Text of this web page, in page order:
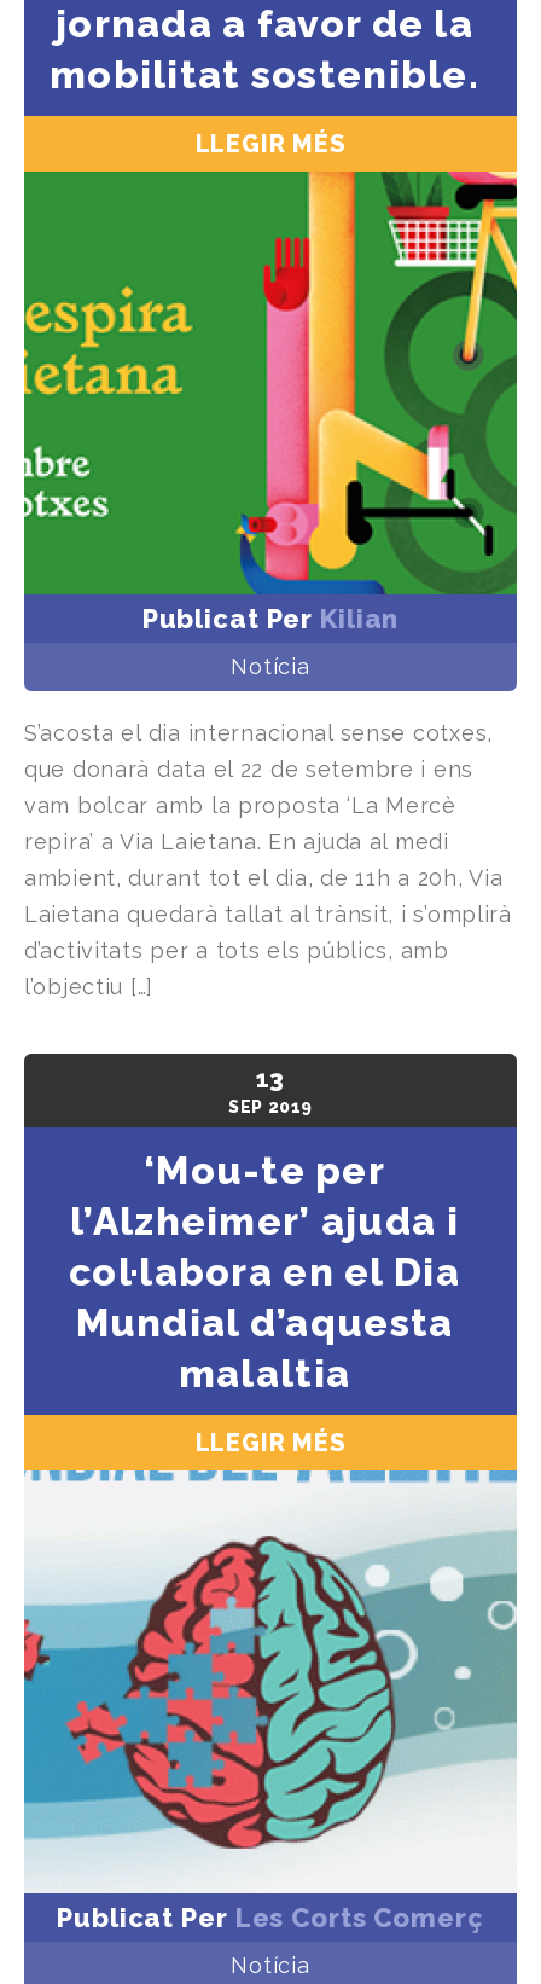
jornada a favor de la
mobilitat sostenible.
LLEGIR MÉS
Publicat Per Kilian
Notícia
S’acosta el dia internacional sense cotxes,
que donarà data el 22 de setembre i ens
vam bolcar amb la proposta ‘La Mercè
repira’ a Via Laietana. En ajuda al medi
ambient, durant tot el dia, de 11h a 20h, Via
Laietana quedarà tallat al trànsit, i s’omplirà
d’activitats per a tots els públics, amb
l’objectiu […]
13
SEP 2019
‘Mou-te per
l’Alzheimer’ ajuda i
col·labora en el Dia
Mundial d’aquesta
malaltia
LLEGIR MÉS
Publicat Per Les Corts Comerç
Notícia